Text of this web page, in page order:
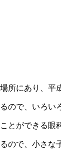
にあり、平
で、いろい
とができる
で、小さな